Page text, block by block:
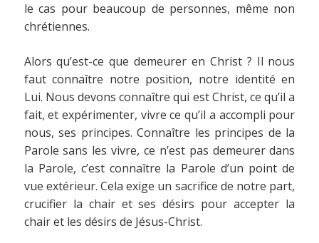
le cas pour beaucoup de personnes, même non
chrétiennes.
Alors qu’est-ce que demeurer en Christ ? Il nous
faut connaître notre position, notre identité en
Lui. Nous devons connaître qui est Christ, ce qu’il a
fait, et expérimenter, vivre ce qu’il a accompli pour
nous, ses principes. Connaître les principes de la
Parole sans les vivre, ce n’est pas demeurer dans
la Parole, c’est connaître la Parole d’un point de
vue extérieur. Cela exige un sacrifice de notre part,
crucifier la chair et ses désirs pour accepter la
chair et les désirs de Jésus-Christ.